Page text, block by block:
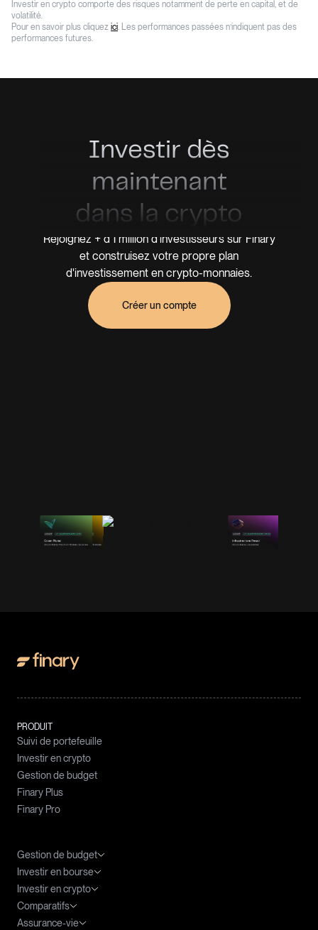
Investir en crypto comporte des risques notamment de perte en capital, et de
volatilité.
Pour en savoir plus cliquez ici . Les performances passées n’indiquent pas des
performances futures.
Investir dès
maintenant
dans la crypto
Rejoignez + d'1 million d'investisseurs sur Finary
et construisez votre propre plan
d'investissement en crypto-monnaies.
Créer un compte
PRODUIT
Suivi de portefeuille
Investir en crypto
Gestion de budget
Finary Plus
Finary Pro
Gestion de budget
Agrégateur de compte
Tableau Excel Budget
Investir en bourse
ETF : le guide complet
ETF PEA
Investir en crypto
Fiscalité des cryptomonnaies
Comparatifs
Assurance-vie